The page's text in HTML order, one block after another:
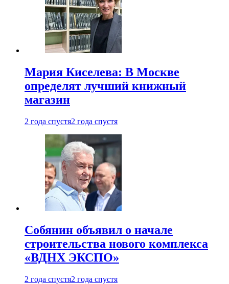
Мария Киселева: В Москве
определят лучший книжный
магазин
2 года спустя2 года спустя
Собянин объявил о начале
строительства нового комплекса
«ВДНХ ЭКСПО»
2 года спустя2 года спустя